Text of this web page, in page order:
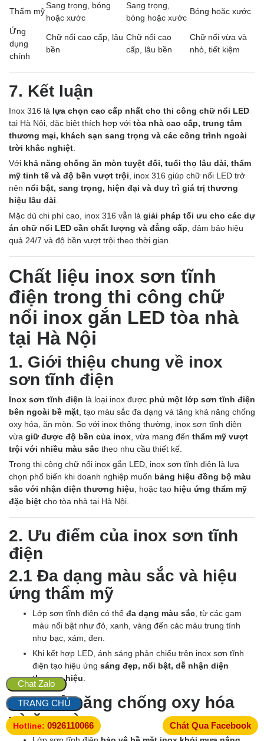
Thẩm mỹ
Sang trọng, bóng
hoặc xước
Sang trọng,
bóng hoặc xước
Bóng hoặc xước
Ứng
dụng
chính
Chữ nổi cao cấp, lâu
bền
Chữ nổi cao
cấp, lâu bền
Chữ nổi vừa và
nhỏ, tiết kiệm
7. Kết luận
Inox 316 là lựa chọn cao cấp nhất cho thi công chữ nổi LED
tại Hà Nội, đặc biệt thích hợp với tòa nhà cao cấp, trung tâm
thương mại, khách sạn sang trọng và các công trình ngoài
trời khắc nghiệt
Với khả năng chống ăn mòn tuyệt đối, tuổi thọ lâu dài, thẩm
mỹ tinh tế và độ bền vượt trội , inox 316 giúp chữ nổi LED trở
nên nổi bật, sang trọng, hiện đại và duy trì giá trị thương
hiệu lâu dài
Mặc dù chi phí cao, inox 316 vẫn là giải pháp tối ưu cho các dự
án chữ nổi LED cần chất lượng và đẳng cấp , đảm bảo hiệu
quả 24/7 và độ bền vượt trội theo thời gian.
Chất liệu inox sơn tĩnh
điện trong thi công chữ
nổi inox gắn LED tòa nhà
tại Hà Nội
1. Giới thiệu chung về inox
sơn tĩnh điện
Inox sơn tĩnh điện là loại inox được phủ một lớp sơn tĩnh điện
bên ngoài bề mặt , tạo màu sắc đa dạng và tăng khả năng chống
oxy hóa, ăn mòn. So với inox thông thường, inox sơn tĩnh điện
vừa giữ được độ bền của inox , vừa mang đến thẩm mỹ vượt
trội với nhiều màu sắc theo nhu cầu thiết kế.
Trong thi công chữ nổi inox gắn LED, inox sơn tĩnh điện là lựa
chọn phổ biến khi doanh nghiệp muốn bảng hiệu đồng bộ màu
sắc với nhận diện thương hiệu , hoặc tạo hiệu ứng thẩm mỹ
đặc biệt cho tòa nhà tại Hà Nội.
2. Ưu điểm của inox sơn tĩnh
điện
2.1 Đa dạng màu sắc và hiệu
ứng thẩm mỹ
Lớp sơn tĩnh điện có thể đa dạng màu sắc , từ các gam
màu nổi bật như đỏ, xanh, vàng đến các màu trung tính
như bạc, xám, đen.
Khi kết hợp LED, ánh sáng phản chiếu trên inox sơn tĩnh
điện tạo hiệu ứng sáng đẹp, nổi bật, dễ nhận diện
thương hiệu
2.2 Khả năng chống oxy hóa
và ăn mòn
Chát Qua Facebook
Hotline: 0926110066
Chat Zalo
TRANG CHỦ